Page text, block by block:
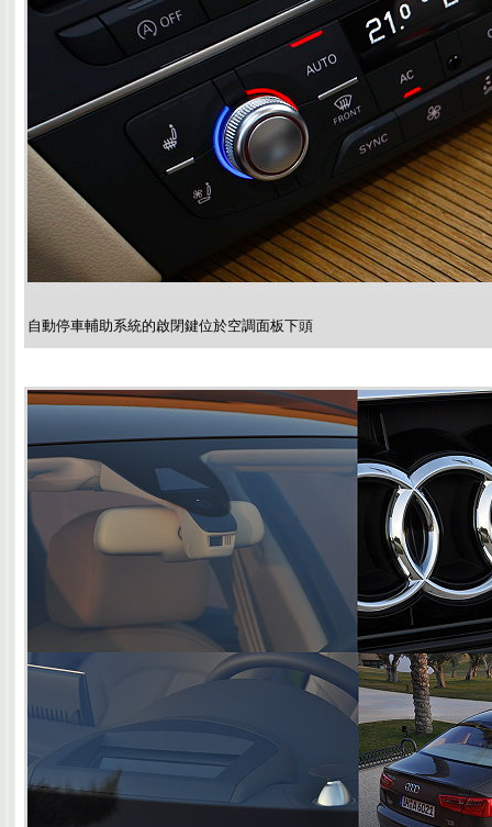
自動停車輔助系統的啟閉鍵位於空調面板下頭